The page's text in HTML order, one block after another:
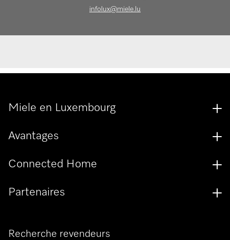
infolux@miele.lu
Recherche revendeurs
Miele en Luxembourg
Avantages
Connected Home
Partenaires